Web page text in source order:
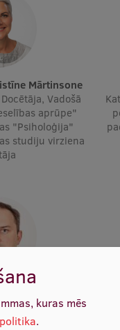
Mārtinsone
Vadošā
aprūpe"
"Psiholoģija"
studiju virziena
Vadošais
kuras mēs
.